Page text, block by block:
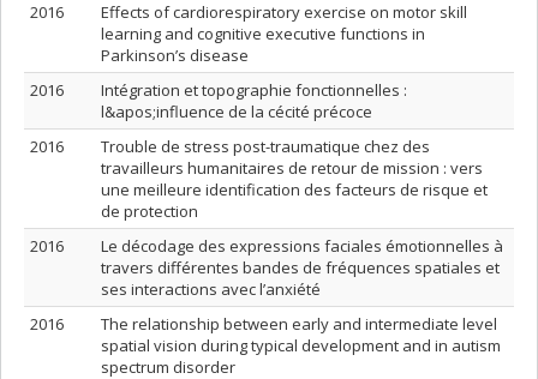
2016
Effects of cardiorespiratory exercise on motor skill
learning and cognitive executive functions in
Parkinson’s disease
2016
Intégration et topographie fonctionnelles :
l&apos;influence de la cécité précoce
2016
Trouble de stress post-traumatique chez des
travailleurs humanitaires de retour de mission : vers
une meilleure identification des facteurs de risque et
de protection
2016
Le décodage des expressions faciales émotionnelles à
travers différentes bandes de fréquences spatiales et
ses interactions avec l’anxiété
2016
The relationship between early and intermediate level
spatial vision during typical development and in autism
spectrum disorder